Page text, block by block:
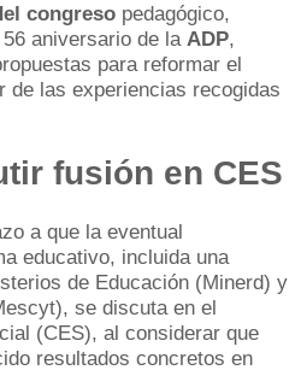
congresopedagógico,
aniversario de la ADP,
para reformar el
de las experiencias recogidas
fusión en CES
a que la eventual
educativo, incluida una
de Educación (Minerd) y
se discuta en el
(CES), al considerar que
resultados concretos en